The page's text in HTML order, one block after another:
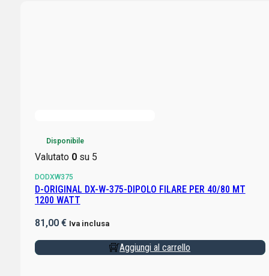
Disponibile
Valutato 0su 5
DODXW375
D-ORIGINAL DX-W-375-DIPOLO FILARE PER 40/80 MT
1200 WATT
81,00 € Iva inclusa
Aggiungi al carrello